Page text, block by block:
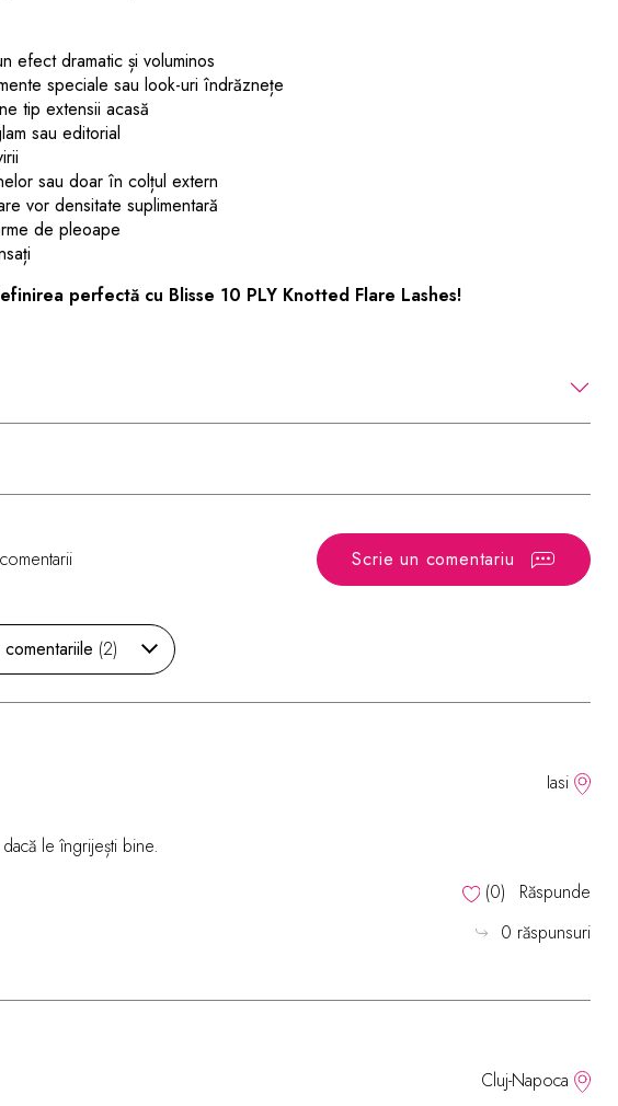
efect dramatic și voluminos
speciale sau look-uri îndrăznețe
tip extensii acasă
sau editorial
sau doar în colțul extern
vor densitate suplimentară
de pleoape
perfectă cu Blisse 10 PLY Knotted Flare Lashes!
Scrie un comentariu
comentariile (2)
Iasi
le îngrijești bine.
(0)
Răspunde
0 răspunsuri
Cluj-Napoca